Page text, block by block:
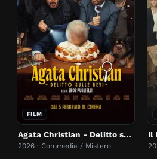
FILM
Agata Christian - Delitto sulle nevi
2026 · Commedia / Mistero
Il